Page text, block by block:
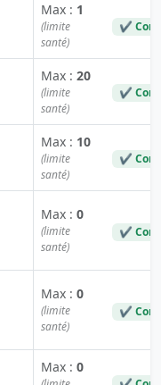
Max : 1
(limite
santé)
✔
Max : 20
(limite
santé)
✔
Max : 10
(limite
santé)
✔
Max : 0
(limite
santé)
✔
Max : 0
(limite
santé)
✔
Max : 0